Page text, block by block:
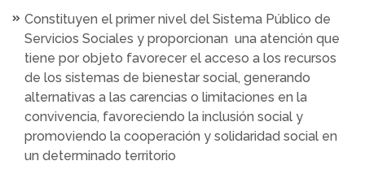
Constituyen el primer nivel del Sistema Público de
Servicios Sociales y proporcionan una atención que
tiene por objeto favorecer el acceso a los recursos
de los sistemas de bienestar social, generando
alternativas a las carencias o limitaciones en la
convivencia, favoreciendo la inclusión social y
promoviendo la cooperación y solidaridad social en
un determinado territorio